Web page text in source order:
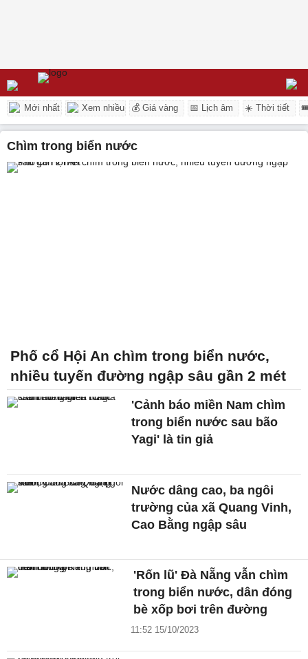
Mới nhất Xem nhiều 💰 Giá vàng 📅 Lịch âm ☀️ Thời tiết
chìm trong biển nước
Phố cổ Hội An chìm trong biển nước,
nhiều tuyến đường ngập sâu gần 2 mét
'Cảnh báo miền Nam chìm
trong biển nước sau bão
Yagi' là tin giả
Nước dâng cao, ba ngôi
trường của xã Quang Vinh,
Cao Bằng ngập sâu
'Rốn lũ' Đà Nẵng vẫn chìm
trong biển nước, dân đóng
bè xốp bơi trên đường
11:52 15/10/2023